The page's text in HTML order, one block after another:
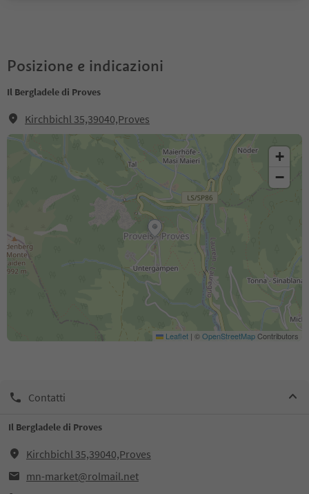
Posizione e indicazioni
Il Bergladele di Proves
Kirchbichl 35,39040,Proves
+
−
Leaflet | ©OpenStreetMapContributors
Contatti
Il Bergladele di Proves
Kirchbichl 35,39040,Proves
mn-market@rolmail.net